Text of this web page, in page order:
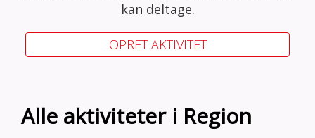
kan deltage.
OPRET AKTIVITET
Alle aktiviteter i Region